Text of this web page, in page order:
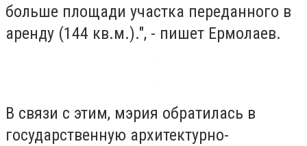
больше площади участка переданного в
аренду (144 кв.м.).", - пишет Ермолаев.
В связи с этим, мэрия обратилась в
государственную архитектурно-